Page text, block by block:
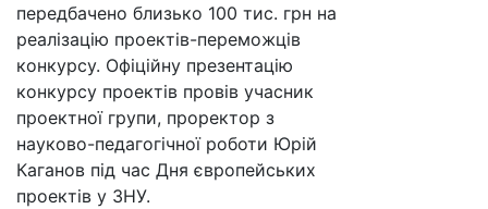
передбачено близько 100 тис. грн на
реалізацію проектів-переможців
конкурсу. Офіційну презентацію
конкурсу проектів провів учасник
проектної групи, проректор з
науково-педагогічної роботи Юрій
Каганов під час Дня європейських
проектів у ЗНУ.